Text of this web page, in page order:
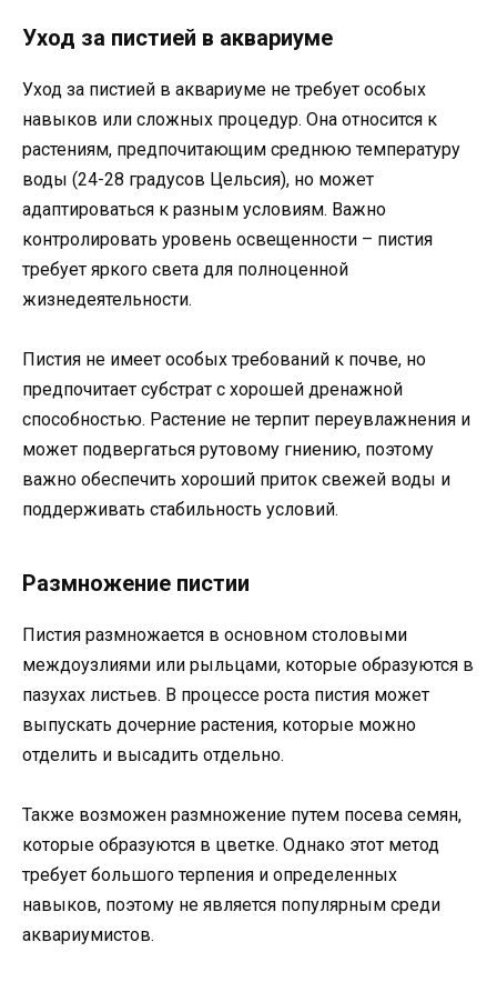
Уход за пистией в аквариуме
Уход за пистией в аквариуме не требует особых
навыков или сложных процедур. Она относится к
растениям, предпочитающим среднюю температуру
воды (24-28 градусов Цельсия), но может
адаптироваться к разным условиям. Важно
контролировать уровень освещенности – пистия
требует яркого света для полноценной
жизнедеятельности.
Пистия не имеет особых требований к почве, но
предпочитает субстрат с хорошей дренажной
способностью. Растение не терпит переувлажнения и
может подвергаться рутовому гниению, поэтому
важно обеспечить хороший приток свежей воды и
поддерживать стабильность условий.
Размножение пистии
Пистия размножается в основном столовыми
междоузлиями или рыльцами, которые образуются в
пазухах листьев. В процессе роста пистия может
выпускать дочерние растения, которые можно
отделить и высадить отдельно.
Также возможен размножение путем посева семян,
которые образуются в цветке. Однако этот метод
требует большого терпения и определенных
навыков, поэтому не является популярным среди
аквариумистов.